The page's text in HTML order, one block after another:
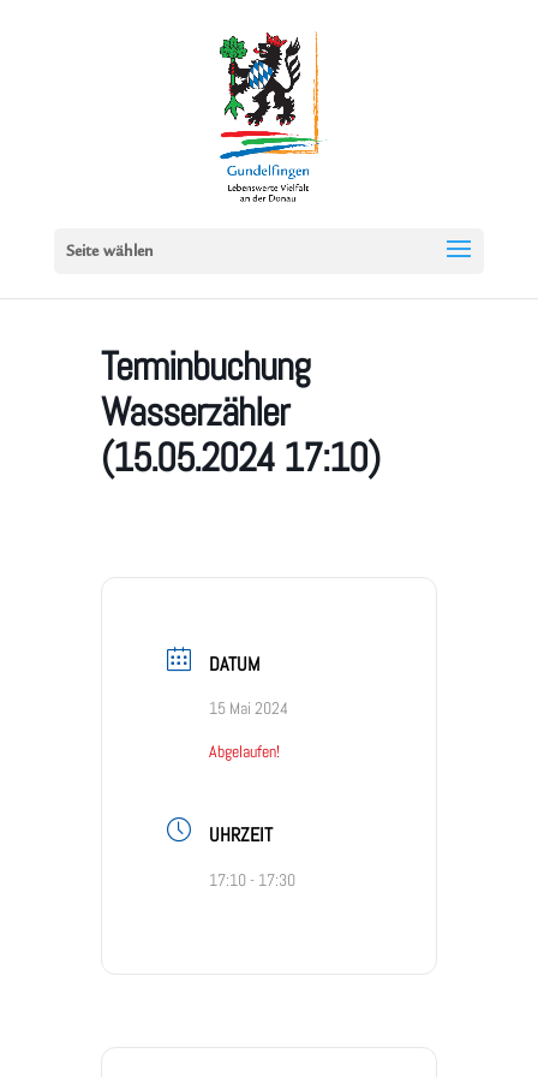
Seite wählen
Terminbuchung
Wasserzähler
(15.05.2024 17:10)
DATUM
15 Mai 2024
Abgelaufen!
UHRZEIT
17:10 - 17:30